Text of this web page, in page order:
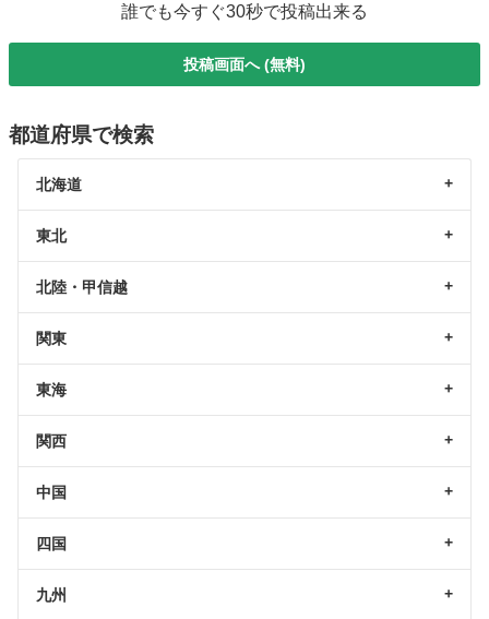
誰でも今すぐ30秒で投稿出来る
投稿画面へ (無料)
都道府県で検索
北海道
東北
北陸・甲信越
関東
東海
関西
中国
四国
九州